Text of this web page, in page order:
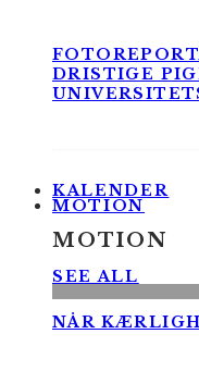
DRISTIGE
KALENDER
MOTION
MOTION
SEE ALL
NÅR